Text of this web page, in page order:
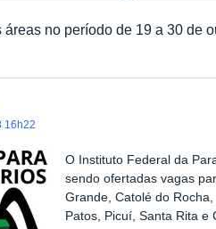
áreas no período de 19 a 30 de
16h22
O Instituto Federal da
sendo ofertadas vagas
Grande, Catolé do
Patos, Picuí, Santa Rita e